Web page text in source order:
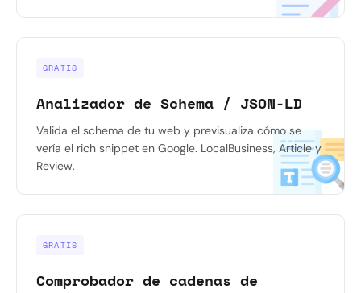
GRATIS
Analizador de Schema / JSON-LD
Valida el schema de tu web y previsualiza cómo se
vería el rich snippet en Google. LocalBusiness, Article y
Review.
GRATIS
Comprobador de cadenas de